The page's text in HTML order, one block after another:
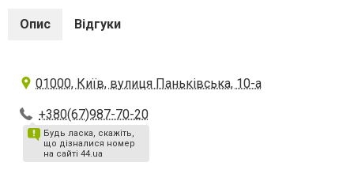
Опис Відгуки
01000, Київ, вулиця Паньківська, 10-а
+380(67)987-70-20
Будь ласка, скажіть,
що дізналися номер
на сайті 44.ua